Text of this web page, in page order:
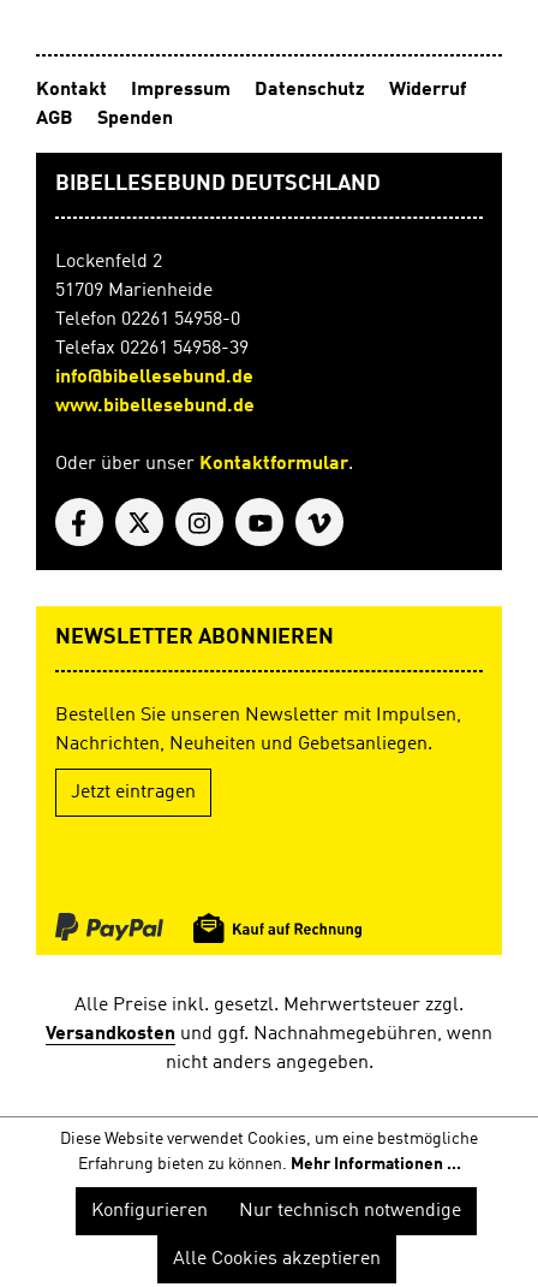
Kontakt Impressum Datenschutz
Widerruf
AGB
Spenden
BIBELLESEBUND DEUTSCHLAND
Lockenfeld 2
51709 Marienheide
Telefon 02261 54958-0
Telefax 02261 54958-39
info@bibellesebund.de
www.bibellesebund.de
Oder über unser Kontaktformular.
NEWSLETTER ABONNIEREN
Bestellen Sie unseren Newsletter mit Impulsen,
Nachrichten, Neuheiten und Gebetsanliegen.
Jetzt eintragen
Alle Preise inkl. gesetzl. Mehrwertsteuer zzgl.
Versandkosten und ggf. Nachnahmegebühren, wenn
nicht anders angegeben.
Diese Website verwendet Cookies, um eine bestmögliche
Erfahrung bieten zu können. Mehr Informationen ...
Nur technisch notwendige
Konfigurieren
Alle Cookies akzeptieren